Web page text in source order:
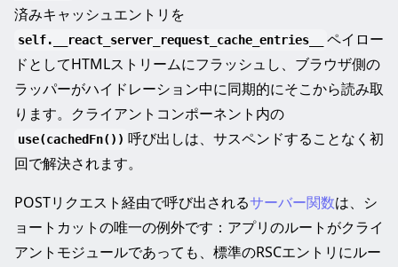
済みキャッシュエントリを
self.__react_server_request_cache_entries__
ペイロー
ドとしてHTMLストリームにフラッシュし、ブラウザ側の
ラッパーがハイドレーション中に同期的にそこから読み取
ります。クライアントコンポーネント内の
use(cachedFn()) 呼び出しは、サスペンドすることなく初
回で解決されます。
POSTリクエスト経由で呼び出されるサーバー関数は、シ
ョートカットの唯一の例外です：アプリのルートがクライ
アントモジュールであっても、標準のRSCエントリにルー